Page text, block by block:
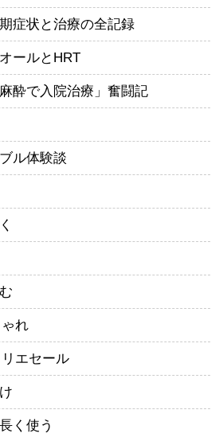
症状と治療の全記録
ールとHRT
酔で入院治療」奮闘記
ル体験談
れ
エセール
く使う